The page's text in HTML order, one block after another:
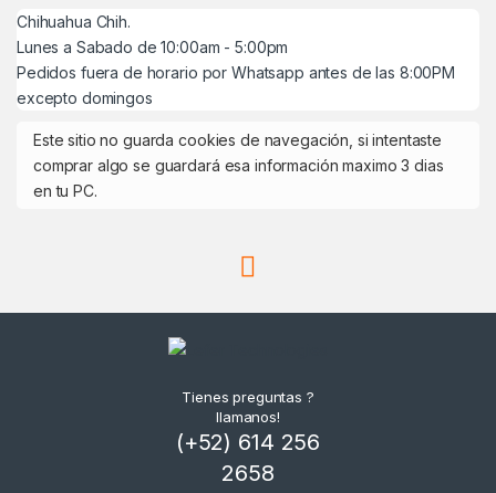
Chihuahua Chih.
Lunes a Sabado de 10:00am - 5:00pm
Pedidos fuera de horario por Whatsapp antes de las 8:00PM
excepto domingos
Este sitio no guarda cookies de navegación, si intentaste
comprar algo se guardará esa información maximo 3 dias
en tu PC.
Tienes preguntas ?
llamanos!
(+52) 614 256
2658